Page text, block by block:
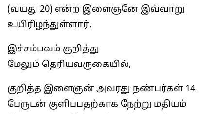
(வயது 20) என்ற இளைஞனே இவ்வாறு
உயிரிழந்துள்ளார்.
இச்சம்பவம் குறித்து
மேலும் தெரியவருகையில்,
குறித்த இளைஞன் அவரது நண்பர்கள் 14
பேருடன் குளிப்பதற்காக நேற்று மதியம்